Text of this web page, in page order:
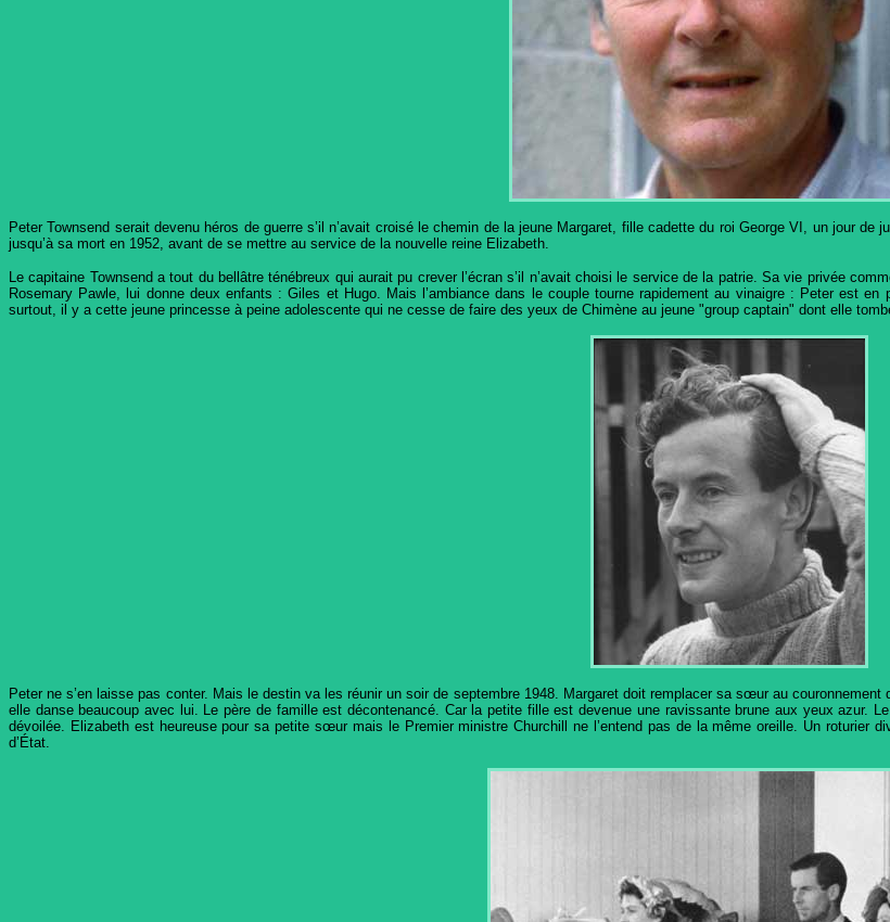
Peter Townsend serait devenu héros de guerre s’il n’avait croisé le chemin de la jeune Margaret, fille cadette du roi George VI, un jour
jusqu’à sa mort en 1952, avant de se mettre au service de la nouvelle reine Elizabeth.
Le capitaine Townsend a tout du bellâtre ténébreux qui aurait pu crever l’écran s’il n’avait choisi le service de la patrie. Sa vie privée
Rosemary Pawle, lui donne deux enfants : Giles et Hugo. Mais l’ambiance dans le couple tourne rapidement au vinaigre : Peter est
surtout, il y a cette jeune princesse à peine adolescente qui ne cesse de faire des yeux de Chimène au jeune "group captain" dont elle
Peter ne s’en laisse pas conter. Mais le destin va les réunir un soir de septembre 1948. Margaret doit remplacer sa sœur au
elle danse beaucoup avec lui. Le père de famille est décontenancé. Car la petite fille est devenue une ravissante brune aux yeux azur.
dévoilée. Elizabeth est heureuse pour sa petite sœur mais le Premier ministre Churchill ne l’entend pas de la même oreille. Un roturier
d’État.